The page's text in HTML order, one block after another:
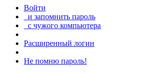
Войти
и запомнить пароль
с чужого компьютера
Расширенный логин
Не помню пароль!